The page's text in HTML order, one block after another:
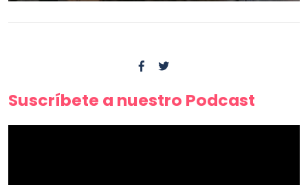
Suscríbete a nuestro Podcast